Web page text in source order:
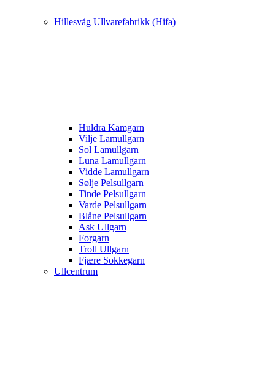
Hillesvåg Ullvarefabrikk (Hifa)
Huldra Kamgarn
Vilje Lamullgarn
Sol Lamullgarn
Luna Lamullgarn
Vidde Lamullgarn
Sølje Pelsullgarn
Tinde Pelsullgarn
Varde Pelsullgarn
Blåne Pelsullgarn
Ask Ullgarn
Forgarn
Troll Ullgarn
Fjære Sokkegarn
Ullcentrum